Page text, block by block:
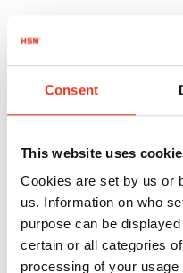
Consent
This website uses
Cookies are set by us or
us. Information on who
purpose can be
certain or all categories
processing of your
HSM
SECURIO
B32 - 4,5 x
30 mm